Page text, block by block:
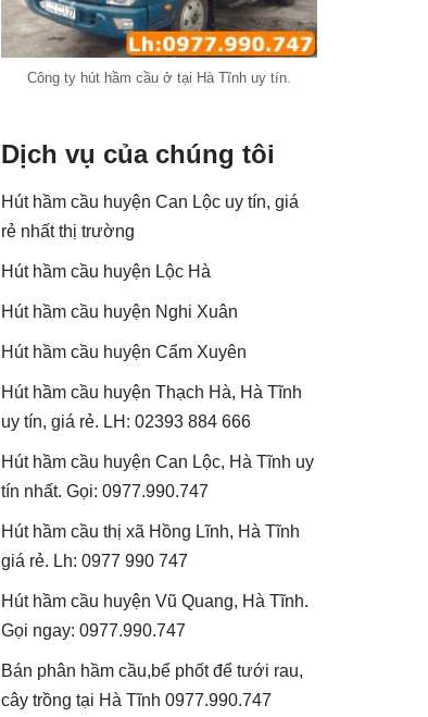
Công ty hút hầm cầu ở tại Hà Tĩnh uy tín.
Dịch vụ của chúng tôi
Hút hầm cầu huyện Can Lộc uy tín, giá
rẻ nhất thị trường
Hút hầm cầu huyện Lộc Hà
Hút hầm cầu huyện Nghi Xuân
Hút hầm cầu huyện Cẩm Xuyên
Hút hầm cầu huyện Thạch Hà, Hà Tĩnh
uy tín, giá rẻ. LH: 02393 884 666
Hút hầm cầu huyện Can Lộc, Hà Tĩnh uy
tín nhất. Gọi: 0977.990.747
Hút hầm cầu thị xã Hồng Lĩnh, Hà Tĩnh
giá rẻ. Lh: 0977 990 747
Hút hầm cầu huyện Vũ Quang, Hà Tĩnh.
Gọi ngay: 0977.990.747
Bán phân hầm cầu,bể phốt để tưới rau,
cây trồng tại Hà Tĩnh 0977.990.747